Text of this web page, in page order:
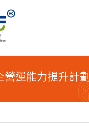
營運能力提升計劃